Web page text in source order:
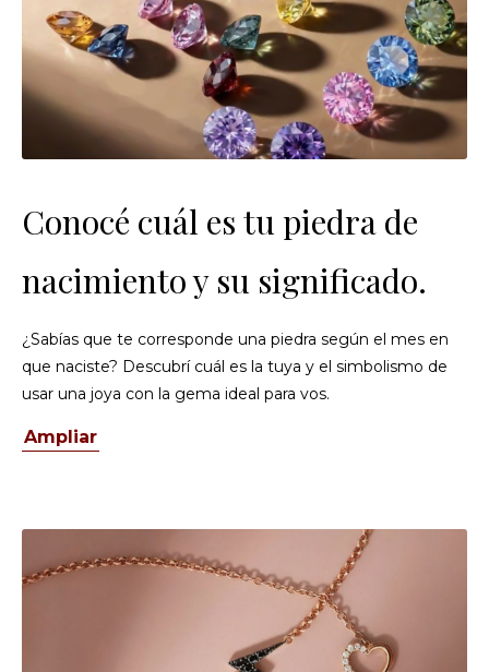
Conocé cuál es tu piedra de
nacimiento y su significado.
¿Sabías que te corresponde una piedra según el mes en
que naciste? Descubrí cuál es la tuya y el simbolismo de
usar una joya con la gema ideal para vos.
Ampliar